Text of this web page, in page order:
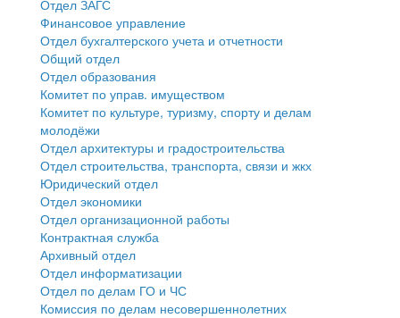
Государственные услуги
Промышленность и АПК
Экономика и бизнес
Символика
Устав
Гостям округа
Туризм
Культура
Образование
Здравоохранение
Социальная защита
Фотоальбом
муниципального округа Тверской области
Администрация Кашинского муниципального округа
Тверской области
Управление сельскими территориями
Открытые данные
Работа с обращениями граждан
Муниципальный контроль
Муниципальные услуги
Проекты административных регламентов
Финансовое управление
Бюджет для граждан
Имущество
Выявление правообладателей ранее учтенных
объектов недвижимости
Имущественная поддержка субъектов малого и
среднего предпринимательства
Информационная поддержка субъектов малого и
среднего предпринимательства
Отдел ЗАГС
Финансовое управление
Отдел бухгалтерского учета и отчетности
Общий отдел
Отдел образования
Комитет по управ. имуществом
Комитет по культуре, туризму, спорту и делам
молодёжи
Отдел архитектуры и градостроительства
Отдел строительства, транспорта, связи и жкх
Юридический отдел
Отдел экономики
Отдел организационной работы
Контрактная служба
Архивный отдел
Отдел информатизации
Отдел по делам ГО и ЧС
Комиссия по делам несовершеннолетних